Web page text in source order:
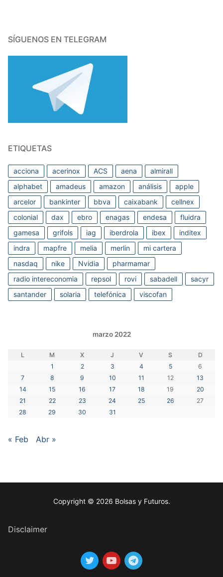
SÍGUENOS EN TELEGRAM
ETIQUETAS
acciona acerinox ACS aena
almirall
alphabet
amadeus amazon análisis
apple
arcelor
bankinter bbva caixabank
cellnex
colonial
dax ebro enagas endesa
fluidra
gamesa
grifols iag iberdrola ibex
inditex
indra
mapfre melia merlin
mi cartera
nasdaq
nike Nvidia
pharmamar
radio intereconomia
repsol rovi sabadell
sacyr
santander
solaria telefónica viscofan
marzo 2022
L M X J V S
D
1
2 3 4 5
6
7
8 9 10 11 12
13
14
15 16 17 18 19
20
21
22 23 24 25 26
27
28
29 30 31
« Feb Abr »
Copyright © 2026 Bolsas y Futuros.
Disclaimer